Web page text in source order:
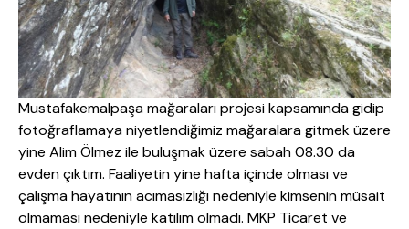
Mustafakemalpaşa mağaraları projesi kapsamında gidip
fotoğraflamaya niyetlendiğimiz mağaralara gitmek üzere
yine Alim Ölmez ile buluşmak üzere sabah 08.30 da
evden çıktım. Faaliyetin yine hafta içinde olması ve
çalışma hayatının acımasızlığı nedeniyle kimsenin müsait
olmaması nedeniyle katılım olmadı. MKP Ticaret ve